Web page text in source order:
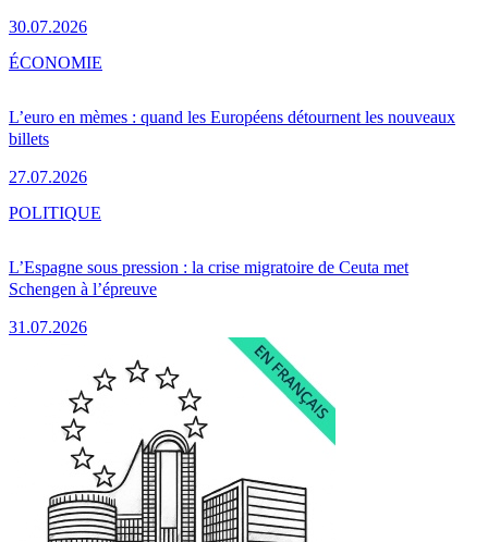
30.07.2026
L’euro en mèmes : quand les Européens détournent les nouveaux
billets
27.07.2026
ÉCONOMIE
L’Espagne sous pression : la crise migratoire de Ceuta met
Schengen à l’épreuve
31.07.2026
POLITIQUE